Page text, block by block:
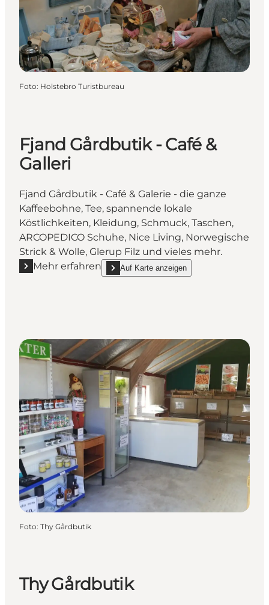
Foto: Holstebro Turistbureau
Fjand Gårdbutik - Café &
Galleri
Fjand Gårdbutik - Café & Galerie - die ganze
Kaffeebohne, Tee, spannende lokale
Köstlichkeiten, Kleidung, Schmuck, Taschen,
ARCOPEDICO Schuhe, Nice Living, Norwegische
Strick & Wolle, Glerup Filz und vieles mehr.
Mehr erfahren
Mehr erfahren "Fjand Gårdbutik - Café & Galleri"
Auf Karte anzeigen
show Fjand Gårdbutik - Café & Galleri on_map
Foto: Thy Gårdbutik
Thy Gårdbutik